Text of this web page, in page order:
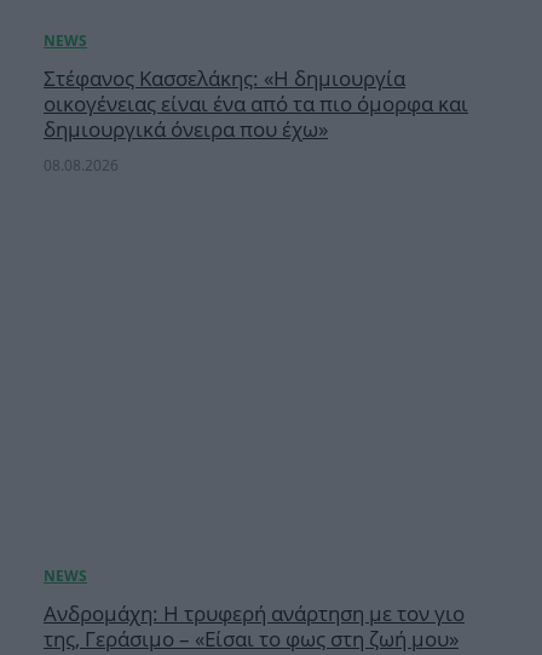
Στέφανος Κασσελάκης: «Η δημιουργία
οικογένειας είναι ένα από τα πιο όμορφα και
δημιουργικά όνειρα που έχω»
08.08.2026
Ανδρομάχη: Η τρυφερή ανάρτηση με τον γιο
της, Γεράσιμο – «Είσαι το φως στη ζωή μου»